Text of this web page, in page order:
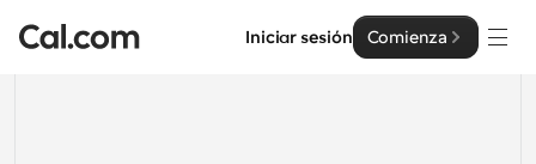
Iniciar sesión Comienza